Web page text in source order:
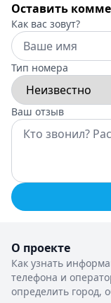
Оставить
Как вас зовут?
Тип номера
Ваш отзыв
О проекте
Как узнать
телефона и
определить город,